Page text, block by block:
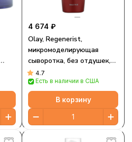
4 674 ₽
Olay, Regenerist,
микромоделирующая
сыворотка, без отдушек,
50 мл (1,7 жидк. унции)
4.7
Есть в наличии в США
В корзину